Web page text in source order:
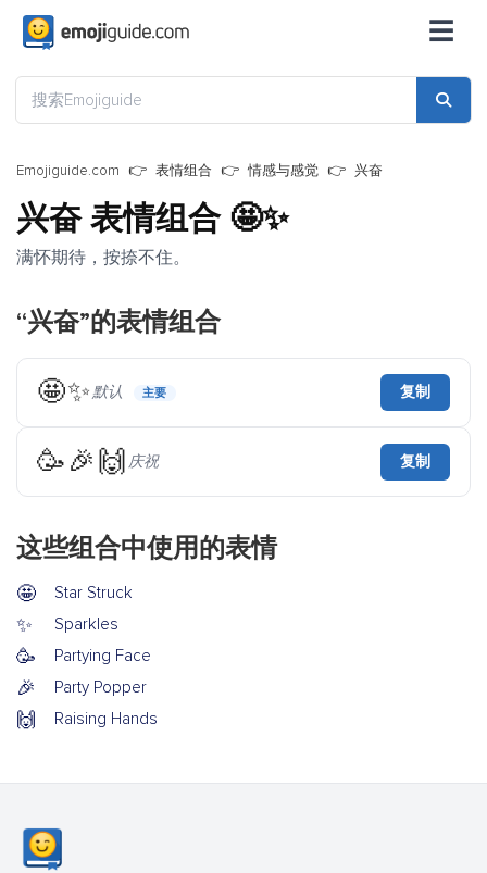
☰
Emojiguide.com 表情组合 情感与感觉 兴奋
兴奋 表情组合 🤩✨
满怀期待，按捺不住。
“兴奋”的表情组合
🤩✨默认 主要 复制
🥳🎉🙌 庆祝 复制
这些组合中使用的表情
🤩 Star Struck
✨ Sparkles
🥳 Partying Face
🎉 Party Popper
🙌 Raising Hands